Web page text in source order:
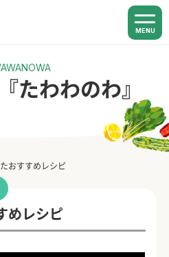
MENU
たわわのわ』
おすすめレシピ
めレシピ